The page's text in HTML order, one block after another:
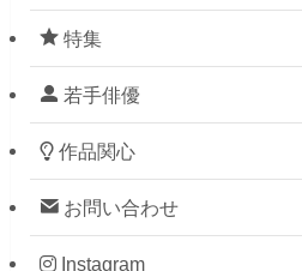
特集
若手俳優
作品関心
お問い合わせ
Instagram